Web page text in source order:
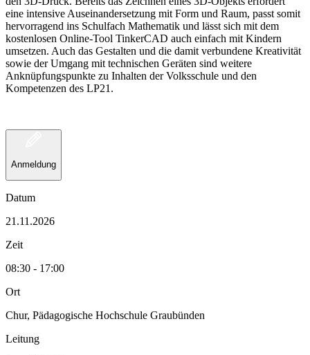
eine intensive Auseinandersetzung mit Form und Raum, passt somit
hervorragend ins Schulfach Mathematik und lässt sich mit dem
kostenlosen Online-Tool TinkerCAD auch einfach mit Kindern
umsetzen. Auch das Gestalten und die damit verbundene Kreativität
sowie der Umgang mit technischen Geräten sind weitere
Anknüpfungspunkte zu Inhalten der Volksschule und den
Kompetenzen des LP21.
Anmeldung
Datum
21.11.2026
Zeit
08:30 - 17:00
Ort
Chur, Pädagogische Hochschule Graubünden
Leitung